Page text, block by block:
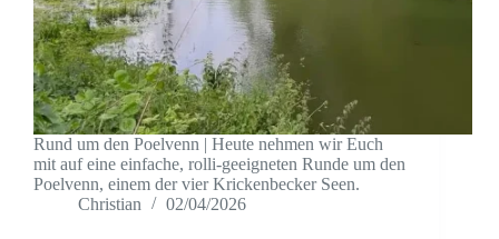
Rund um den Poelvenn | Heute nehmen wir Euch
mit auf eine einfache, rolli-geeigneten Runde um den
Poelvenn, einem der vier Krickenbecker Seen.
Christian
02/04/2026